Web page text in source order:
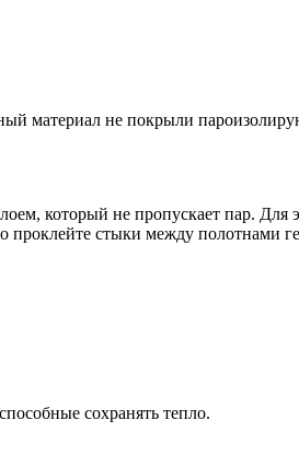
материал не покрыли
который не пропускает пар. Для
проклейте стыки между полотнами
сохранять тепло.